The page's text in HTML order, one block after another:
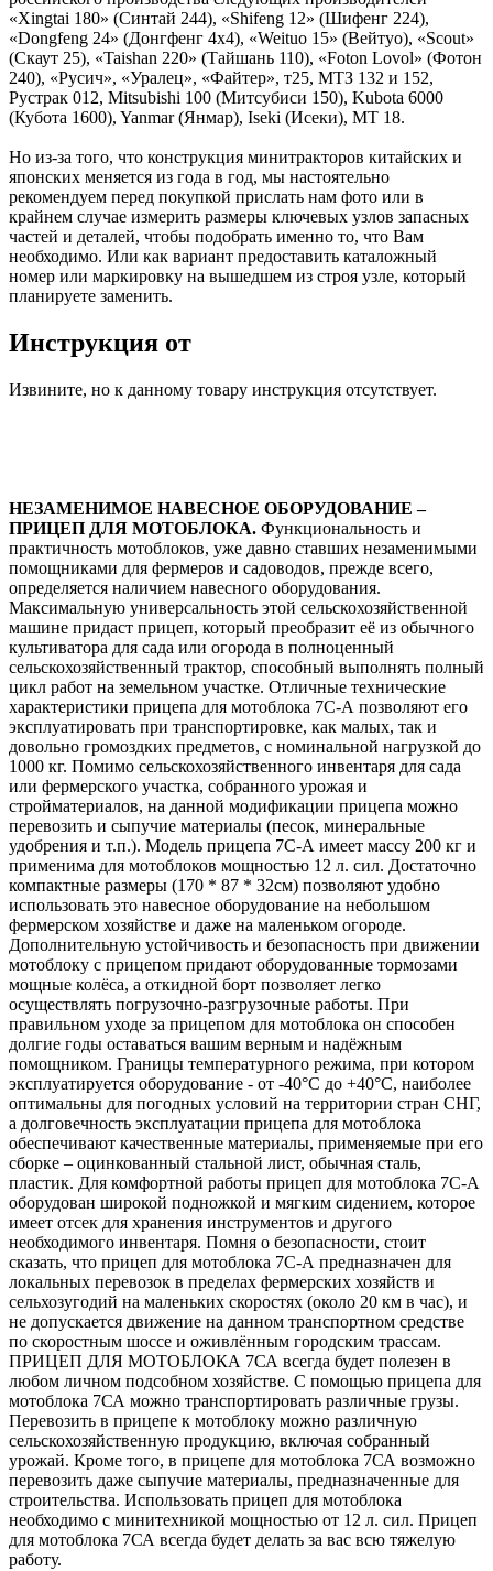
«Xingtai 180» (Синтай 244), «Shifeng 12» (Шифенг 224),
«Dongfeng 24» (Донгфенг 4х4), «Weituo 15» (Вейтуо), «Scout»
(Скаут 25), «Taishan 220» (Тайшань 110), «Foton Lovol» (Фотон
240), «Русич», «Уралец», «Файтер», т25, МТЗ 132 и 152,
Рустрак 012, Mitsubishi 100 (Митсубиси 150), Kubota 6000
(Кубота 1600), Yanmar (Янмар), Iseki (Исеки), МТ 18.
Но из-за того, что конструкция минитракторов китайских и
японских меняется из года в год, мы настоятельно
рекомендуем перед покупкой прислать нам фото или в
крайнем случае измерить размеры ключевых узлов запасных
частей и деталей, чтобы подобрать именно то, что Вам
необходимо. Или как вариант предоставить каталожный
номер или маркировку на вышедшем из строя узле, который
планируете заменить.
Инструкция от
Извините, но к данному товару инструкция отсутствует.
НЕЗАМЕНИМОЕ НАВЕСНОЕ ОБОРУДОВАНИЕ –
ПРИЦЕП ДЛЯ МОТОБЛОКА. Функциональность и
практичность мотоблоков, уже давно ставших незаменимыми
помощниками для фермеров и садоводов, прежде всего,
определяется наличием навесного оборудования.
Максимальную универсальность этой сельскохозяйственной
машине придаст прицеп, который преобразит её из обычного
культиватора для сада или огорода в полноценный
сельскохозяйственный трактор, способный выполнять полный
цикл работ на земельном участке. Отличные технические
характеристики прицепа для мотоблока 7C-А позволяют его
эксплуатировать при транспортировке, как малых, так и
довольно громоздких предметов, с номинальной нагрузкой до
1000 кг. Помимо сельскохозяйственного инвентаря для сада
или фермерского участка, собранного урожая и
стройматериалов, на данной модификации прицепа можно
перевозить и сыпучие материалы (песок, минеральные
удобрения и т.п.). Модель прицепа 7C-А имеет массу 200 кг и
применима для мотоблоков мощностью 12 л. сил. Достаточно
компактные размеры (170 * 87 * 32см) позволяют удобно
использовать это навесное оборудование на небольшом
фермерском хозяйстве и даже на маленьком огороде.
Дополнительную устойчивость и безопасность при движении
мотоблоку с прицепом придают оборудованные тормозами
мощные колёса, а откидной борт позволяет легко
осуществлять погрузочно-разгрузочные работы. При
правильном уходе за прицепом для мотоблока он способен
долгие годы оставаться вашим верным и надёжным
помощником. Границы температурного режима, при котором
эксплуатируется оборудование - от -40°C до +40°C, наиболее
оптимальны для погодных условий на территории стран СНГ,
а долговечность эксплуатации прицепа для мотоблока
обеспечивают качественные материалы, применяемые при его
сборке – оцинкованный стальной лист, обычная сталь,
пластик. Для комфортной работы прицеп для мотоблока 7С-А
оборудован широкой подножкой и мягким сидением, которое
имеет отсек для хранения инструментов и другого
необходимого инвентаря. Помня о безопасности, стоит
сказать, что прицеп для мотоблока 7C-А предназначен для
локальных перевозок в пределах фермерских хозяйств и
сельхозугодий на маленьких скоростях (около 20 км в час), и
не допускается движение на данном транспортном средстве
по скоростным шоссе и оживлённым городским трассам.
ПРИЦЕП ДЛЯ МОТОБЛОКА 7СА всегда будет полезен в
любом личном подсобном хозяйстве. С помощью прицепа для
мотоблока 7СА можно транспортировать различные грузы.
Перевозить в прицепе к мотоблоку можно различную
сельскохозяйственную продукцию, включая собранный
урожай. Кроме того, в прицепе для мотоблока 7СА возможно
перевозить даже сыпучие материалы, предназначенные для
строительства. Использовать прицеп для мотоблока
необходимо с минитехникой мощностью от 12 л. сил. Прицеп
для мотоблока 7СА всегда будет делать за вас всю тяжелую
работу.